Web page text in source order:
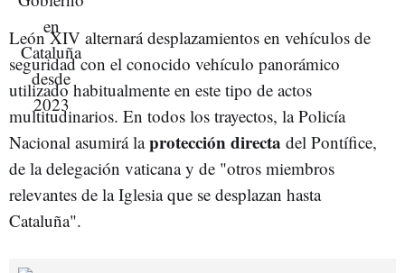
León XIV alternará desplazamientos en vehículos de
seguridad con el conocido vehículo panorámico
utilizado habitualmente en este tipo de actos
multitudinarios. En todos los trayectos, la Policía
Nacional asumirá laprotección directa del Pontífice,
de la delegación vaticana y de "otros miembros
relevantes de la Iglesia que se desplazan hasta
Cataluña".